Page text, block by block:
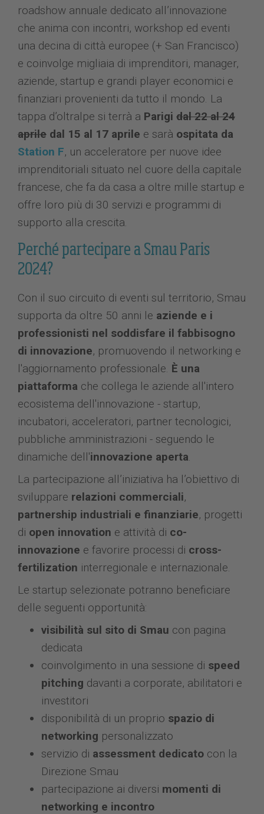
roadshow annuale dedicato all’innovazione
che anima con incontri, workshop ed eventi
una decina di città europee (+ San Francisco)
e coinvolge migliaia di imprenditori, manager,
aziende, startup e grandi player economici e
finanziari provenienti da tutto il mondo. La
tappa d’oltralpe si terrà a Parigi dal 22 al 24
aprile dal 15 al 17 aprile e sarà ospitata da
Station F, un acceleratore per nuove idee
imprenditoriali situato nel cuore della capitale
francese, che fa da casa a oltre mille startup e
offre loro più di 30 servizi e programmi di
supporto alla crescita.
Perché partecipare a Smau Paris
2024?
Con il suo circuito di eventi sul territorio, Smau
supporta da oltre 50 anni le aziende e i
professionisti nel soddisfare il fabbisogno
di innovazione, promuovendo il networking e
l'aggiornamento professionale. È una
piattaforma che collega le aziende all'intero
ecosistema dell'innovazione - startup,
incubatori, acceleratori, partner tecnologici,
pubbliche amministrazioni - seguendo le
dinamiche dell'innovazione aperta.
La partecipazione all’iniziativa ha l’obiettivo di
sviluppare relazioni commerciali,
partnership industriali e finanziarie, progetti
di open innovation e attività di co-
innovazione e favorire processi di cross-
fertilization interregionale e internazionale.
Le startup selezionate potranno beneficiare
delle seguenti opportunità:
visibilità sul sito di Smau con pagina
dedicata
coinvolgimento in una sessione di speed
pitching davanti a corporate, abilitatori e
investitori
disponibilità di un proprio spazio di
networking personalizzato
servizio di assessment dedicato con la
Direzione Smau
partecipazione ai diversi momenti di
networking e incontro